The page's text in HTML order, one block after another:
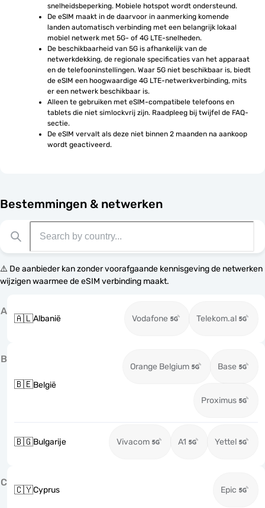
snelheidsbeperking. Mobiele hotspot wordt ondersteund.
De eSIM maakt in de daarvoor in aanmerking komende
landen automatisch verbinding met een belangrijk lokaal
mobiel netwerk met 5G- of 4G LTE-snelheden.
De beschikbaarheid van 5G is afhankelijk van de
netwerkdekking, de regionale specificaties van het apparaat
en de telefooninstellingen. Waar 5G niet beschikbaar is, biedt
de eSIM een hoogwaardige 4G LTE-netwerkverbinding, mits
er een netwerk beschikbaar is.
Alleen te gebruiken met eSIM-compatibele telefoons en
tablets die niet simlockvrij zijn. Raadpleeg bij twijfel de FAQ-
sectie.
De eSIM vervalt als deze niet binnen 2 maanden na aankoop
wordt geactiveerd.
Bestemmingen & netwerken
⚠️ De aanbieder kan zonder voorafgaande kennisgeving de netwerken
wijzigen waarmee de eSIM verbinding maakt.
A
🇦🇱Albanië Vodafone Telekom.al
B
🇧🇪België
Orange Belgium Base
Proximus
🇧🇬Bulgarije Vivacom A1 Yettel
C
🇨🇾Cyprus Epic